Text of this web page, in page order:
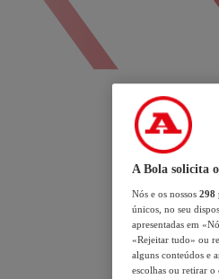
A Bola solicita
Nós e os nossos 298
únicos, no seu
apresentadas em
«Rejeitar tudo» ou
alguns conteúdos e
escolhas ou retirar